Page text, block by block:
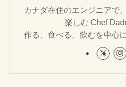
カナダ在住のエンジニアで
楽しむ Chef
作る、食べる、飲むを中心